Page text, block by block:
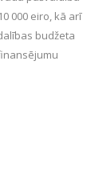
000 eiro, kā arī
budžeta